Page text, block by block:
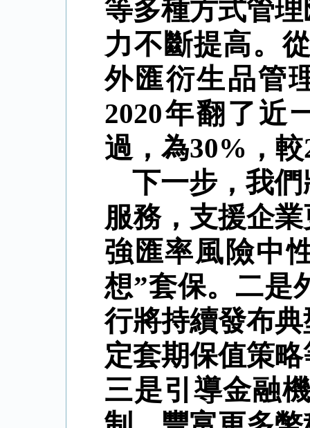
等多種方式管
力不斷提高。
外匯衍生品管
2020年翻了近
過，為30% ，較
下一步，我
服務，支援企
強匯率風險中
想”套保。二是
行將持續發布
定套期保值策
三是引導金融